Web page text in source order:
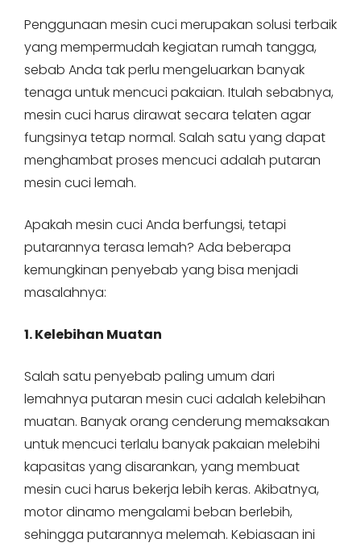
Penggunaan mesin cuci merupakan solusi terbaik
yang mempermudah kegiatan rumah tangga,
sebab Anda tak perlu mengeluarkan banyak
tenaga untuk mencuci pakaian. Itulah sebabnya,
mesin cuci harus dirawat secara telaten agar
fungsinya tetap normal. Salah satu yang dapat
menghambat proses mencuci adalah putaran
mesin cuci lemah.
Apakah mesin cuci Anda berfungsi, tetapi
putarannya terasa lemah? Ada beberapa
kemungkinan penyebab yang bisa menjadi
masalahnya:
1. Kelebihan Muatan
Salah satu penyebab paling umum dari
lemahnya putaran mesin cuci adalah kelebihan
muatan. Banyak orang cenderung memaksakan
untuk mencuci terlalu banyak pakaian melebihi
kapasitas yang disarankan, yang membuat
mesin cuci harus bekerja lebih keras. Akibatnya,
motor dinamo mengalami beban berlebih,
sehingga putarannya melemah. Kebiasaan ini